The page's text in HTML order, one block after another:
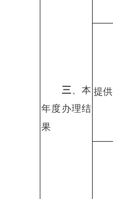
三、本
年度办理结
果
提供